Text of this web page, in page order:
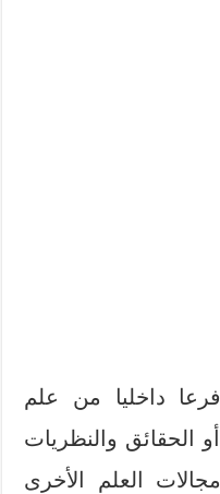
داخليا من علم
الحقائق والنظريات
العلم الأخرى